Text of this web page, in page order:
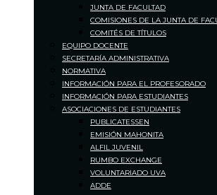
JUNTA DE FACULTAD
COMISIONES DE LA JUNTA DE
COMITÉS DE TÍTULOS
EQUIPO DOCENTE
SECRETARÍA ADMINISTRATIVA
NORMATIVA
INFORMACIÓN PARA EL PROFESORADO
INFORMACIÓN PARA ESTUDIANTES
ASOCIACIONES DE ESTUDIANTES
PUBLICATESSEN
EMISIÓN MAHONITA
ALFIL JUVENIL
RUMBO EXCHANGE
VOLUNTARIADO UVA
ADDE